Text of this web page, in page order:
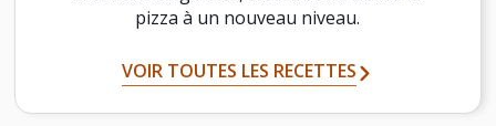
pizza à un nouveau niveau.
VOIR TOUTES LES RECETTES